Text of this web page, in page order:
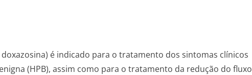
é indicado para o tratamento dos sintomas clínicos
(HPB), assim como para o tratamento da redução do fluxo